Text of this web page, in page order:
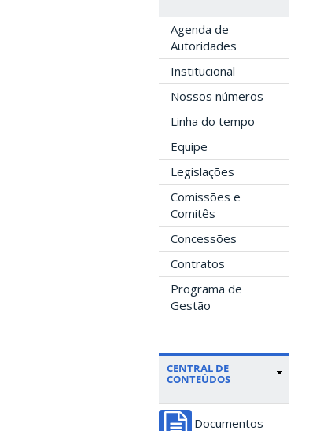
Agenda de
Autoridades
Institucional
Nossos números
Linha do tempo
Equipe
Legislações
Comissões e
Comitês
Concessões
Contratos
Programa de
Gestão
CENTRAL DE
CONTEÚDOS
Documentos